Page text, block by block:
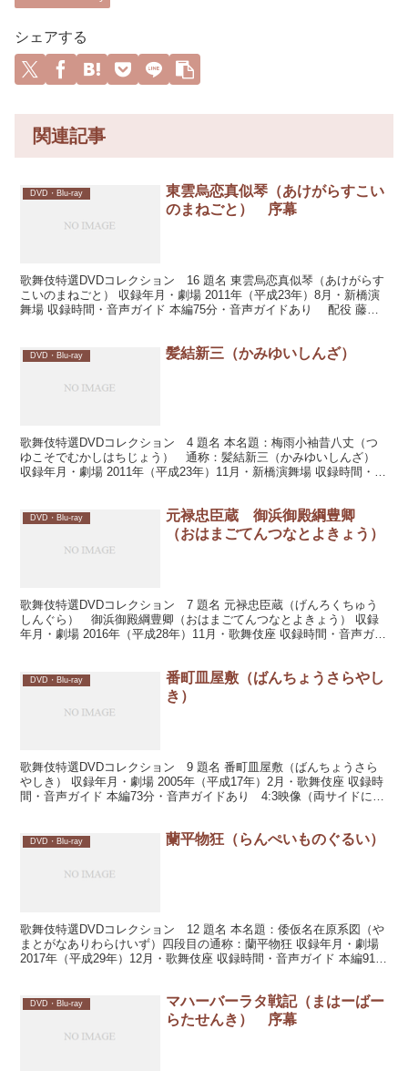
シェアする
関連記事
DVD・Blu-ray
東雲烏恋真似琴（あけがらすこい
のまねごと） 序幕
歌舞伎特選DVDコレクション 16 題名 東雲烏恋真似琴（あけがらす
こいのまねごと） 収録年月・劇場 2011年（平成23年）8月・新橋演
舞場 収録時間・音声ガイド 本編75分・音声ガイドあり 配役 藤川
DVD・Blu-ray 髪結新三（かみゆいしんざ）
歌舞伎特選DVDコレクション 4 題名 本名題：梅雨小袖昔八丈（つ
ゆこそでむかしはちじょう） 通称：髪結新三（かみゆいしんざ）
収録年月・劇場 2011年（平成23年）11月・新橋演舞場 収録時間・音
DVD・Blu-ray
元禄忠臣蔵 御浜御殿綱豊卿
（おはまごてんつなとよきょう）
歌舞伎特選DVDコレクション 7 題名 元禄忠臣蔵（げんろくちゅう
しんぐら） 御浜御殿綱豊卿（おはまごてんつなとよきょう） 収録
年月・劇場 2016年（平成28年）11月・歌舞伎座 収録時間・音声ガイ
DVD・Blu-ray
番町皿屋敷（ばんちょうさらやし
き）
歌舞伎特選DVDコレクション 9 題名 番町皿屋敷（ばんちょうさら
やしき） 収録年月・劇場 2005年（平成17年）2月・歌舞伎座 収録時
間・音声ガイド 本編73分・音声ガイドあり 4:3映像（両サイドに灰
DVD・Blu-ray 蘭平物狂（らんぺいものぐるい）
歌舞伎特選DVDコレクション 12 題名 本名題：倭仮名在原系図（や
まとがなありわらけいず）四段目の通称：蘭平物狂 収録年月・劇場
2017年（平成29年）12月・歌舞伎座 収録時間・音声ガイド 本編91
DVD・Blu-ray
マハーバーラタ戦記（まはーばー
らたせんき） 序幕